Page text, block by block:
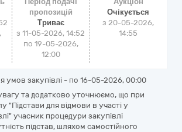
пропозицій
Триває
з 11-05-2026, 14:52
по 19-05-2026,
12:00
Очікується
з20-05-2026,
14:55
умов закупівлі - по 16-05-2026, 00:00
та додатково уточнюємо, що при
"Підстави для відмови в участі у
учасник процедури закупівлі
підстав, шляхом самостійного